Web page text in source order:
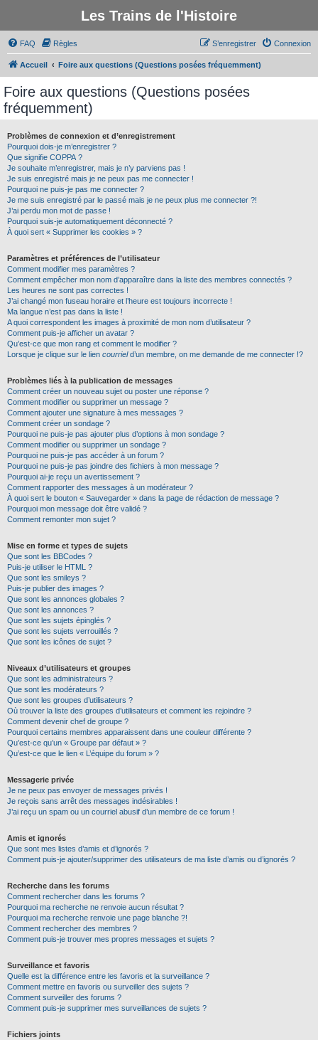
Les Trains de l'Histoire
FAQ Règles Connexion
S’enregistrer
Accueil Foire aux questions (Questions posées fréquemment)
Foire aux questions (Questions posées
fréquemment)
Problèmes de connexion et d’enregistrement
Pourquoi dois-je m’enregistrer ?
Que signifie COPPA ?
Je souhaite m’enregistrer, mais je n’y parviens pas !
Je suis enregistré mais je ne peux pas me connecter !
Pourquoi ne puis-je pas me connecter ?
Je me suis enregistré par le passé mais je ne peux plus me connecter ?!
J’ai perdu mon mot de passe !
Pourquoi suis-je automatiquement déconnecté ?
À quoi sert « Supprimer les cookies » ?
Paramètres et préférences de l’utilisateur
Comment modifier mes paramètres ?
Comment empêcher mon nom d’apparaître dans la liste des membres connectés ?
Les heures ne sont pas correctes !
J’ai changé mon fuseau horaire et l’heure est toujours incorrecte !
Ma langue n’est pas dans la liste !
A quoi correspondent les images à proximité de mon nom d’utilisateur ?
Comment puis-je afficher un avatar ?
Qu’est-ce que mon rang et comment le modifier ?
Lorsque je clique sur le lien courrield’un membre, on me demande de me connecter !?
Problèmes liés à la publication de messages
Comment créer un nouveau sujet ou poster une réponse ?
Comment modifier ou supprimer un message ?
Comment ajouter une signature à mes messages ?
Comment créer un sondage ?
Pourquoi ne puis-je pas ajouter plus d’options à mon sondage ?
Comment modifier ou supprimer un sondage ?
Pourquoi ne puis-je pas accéder à un forum ?
Pourquoi ne puis-je pas joindre des fichiers à mon message ?
Pourquoi ai-je reçu un avertissement ?
Comment rapporter des messages à un modérateur ?
À quoi sert le bouton « Sauvegarder » dans la page de rédaction de message ?
Pourquoi mon message doit être validé ?
Comment remonter mon sujet ?
Mise en forme et types de sujets
Que sont les BBCodes ?
Puis-je utiliser le HTML ?
Que sont les smileys ?
Puis-je publier des images ?
Que sont les annonces globales ?
Que sont les annonces ?
Que sont les sujets épinglés ?
Que sont les sujets verrouillés ?
Que sont les icônes de sujet ?
Niveaux d’utilisateurs et groupes
Que sont les administrateurs ?
Que sont les modérateurs ?
Que sont les groupes d’utilisateurs ?
Où trouver la liste des groupes d’utilisateurs et comment les rejoindre ?
Comment devenir chef de groupe ?
Pourquoi certains membres apparaissent dans une couleur différente ?
Qu’est-ce qu’un « Groupe par défaut » ?
Qu’est-ce que le lien « L’équipe du forum » ?
Messagerie privée
Je ne peux pas envoyer de messages privés !
Je reçois sans arrêt des messages indésirables !
J’ai reçu un spam ou un courriel abusif d’un membre de ce forum !
Amis et ignorés
Que sont mes listes d’amis et d’ignorés ?
Comment puis-je ajouter/supprimer des utilisateurs de ma liste d’amis ou d’ignorés ?
Recherche dans les forums
Comment rechercher dans les forums ?
Pourquoi ma recherche ne renvoie aucun résultat ?
Pourquoi ma recherche renvoie une page blanche ?!
Comment rechercher des membres ?
Comment puis-je trouver mes propres messages et sujets ?
Surveillance et favoris
Quelle est la différence entre les favoris et la surveillance ?
Comment mettre en favoris ou surveiller des sujets ?
Comment surveiller des forums ?
Comment puis-je supprimer mes surveillances de sujets ?
Fichiers joints